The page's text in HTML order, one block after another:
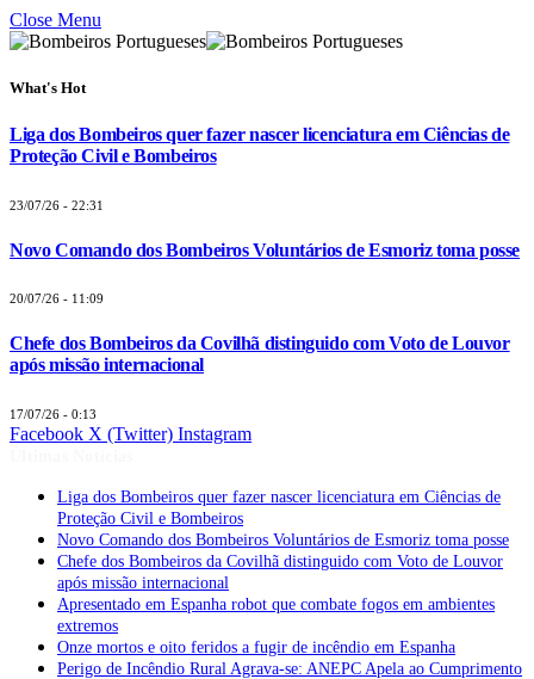
Close Menu
What's Hot
Liga dos Bombeiros quer fazer nascer licenciatura em Ciências de
Proteção Civil e Bombeiros
23/07/26 - 22:31
Novo Comando dos Bombeiros Voluntários de Esmoriz toma posse
20/07/26 - 11:09
Chefe dos Bombeiros da Covilhã distinguido com Voto de Louvor
após missão internacional
17/07/26 - 0:13
Facebook X (Twitter) Instagram
Liga dos Bombeiros quer fazer nascer licenciatura em Ciências de
Proteção Civil e Bombeiros
Novo Comando dos Bombeiros Voluntários de Esmoriz toma posse
Chefe dos Bombeiros da Covilhã distinguido com Voto de Louvor
após missão internacional
Apresentado em Espanha robot que combate fogos em ambientes
extremos
Onze mortos e oito feridos a fugir de incêndio em Espanha
Perigo de Incêndio Rural Agrava-se: ANEPC Apela ao Cumprimento